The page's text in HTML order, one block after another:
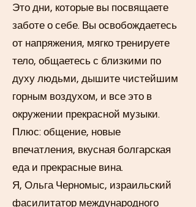
Это дни, которые вы посвящаете
заботе о себе. Вы освобождаетесь
от напряжения, мягко тренируете
тело, общаетесь с близкими по
духу людьми, дышите чистейшим
горным воздухом, и все это в
окружении прекрасной музыки.
Плюс: общение, новые
впечатления, вкусная болгарская
еда и прекрасные вина.
Я, Ольга Черномыс, израильский
фасилитатор международного